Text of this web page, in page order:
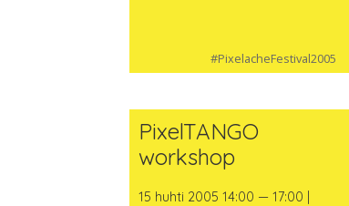
#PixelacheFestival2005
PixelTANGO
workshop
15 huhti 2005 14:00 — 17:00 |